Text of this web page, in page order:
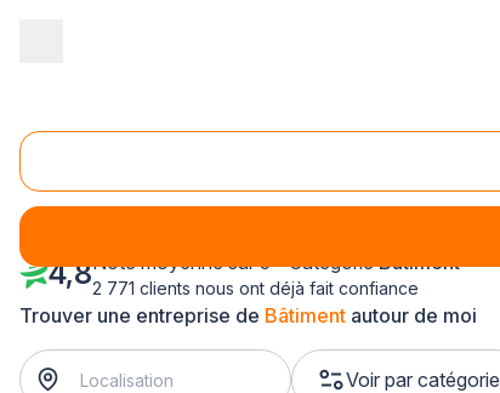
Bâtiment Alpes-Maritimes (06)
Trouver une entreprise de Bâtiment autour de moi
Voir par catégorie
4,8Note moyenne sur 5 - CatégorieBâtiment
2 771 clients nous ont déjà fait confiance